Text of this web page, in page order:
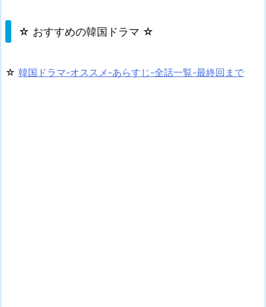
☆ おすすめの韓国ドラマ ☆
☆ 韓国ドラマ-オススメ-あらすじ-全話一覧-最終回まで